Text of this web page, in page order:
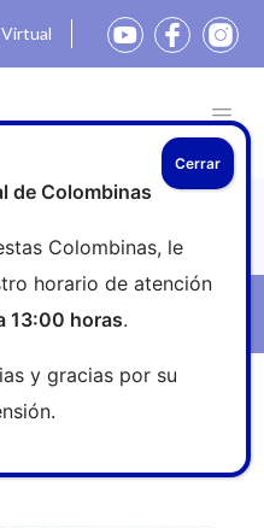
de Colombinas
Colombinas, le
horario de atención
13:00 horas.
y gracias por su
Cerrar